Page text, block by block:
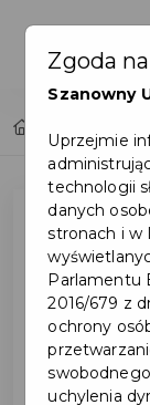
Zgoda
Szanowny
Uprzejmie
technologii
danych
stronach i w
Parlamentu
2016/679 z
ochrony
uchylenia